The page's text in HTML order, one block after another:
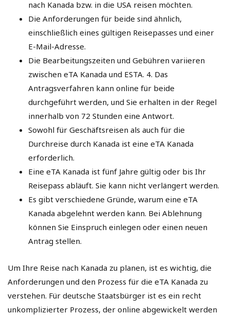
nach Kanada bzw. in die USA reisen möchten.
Die Anforderungen für beide sind ähnlich,
einschließlich eines gültigen Reisepasses und einer
E-Mail-Adresse.
Die Bearbeitungszeiten und Gebühren variieren
zwischen eTA Kanada und ESTA. 4. Das
Antragsverfahren kann online für beide
durchgeführt werden, und Sie erhalten in der Regel
innerhalb von 72 Stunden eine Antwort.
Sowohl für Geschäftsreisen als auch für die
Durchreise durch Kanada ist eine eTA Kanada
erforderlich.
Eine eTA Kanada ist fünf Jahre gültig oder bis Ihr
Reisepass abläuft. Sie kann nicht verlängert werden.
Es gibt verschiedene Gründe, warum eine eTA
Kanada abgelehnt werden kann. Bei Ablehnung
können Sie Einspruch einlegen oder einen neuen
Antrag stellen.
Um Ihre Reise nach Kanada zu planen, ist es wichtig, die
Anforderungen und den Prozess für die eTA Kanada zu
verstehen. Für deutsche Staatsbürger ist es ein recht
unkomplizierter Prozess, der online abgewickelt werden